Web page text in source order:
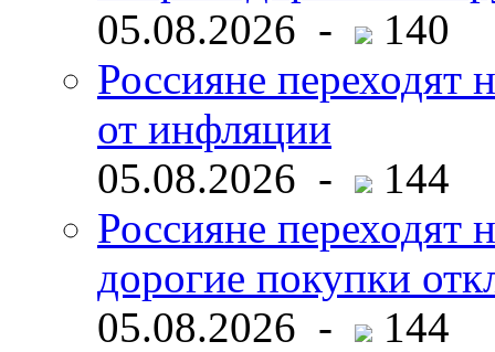
05.08.2026 -
140
Россияне переходят
от инфляции
05.08.2026 -
144
Россияне
дорогие покупки
05.08.2026 -
144